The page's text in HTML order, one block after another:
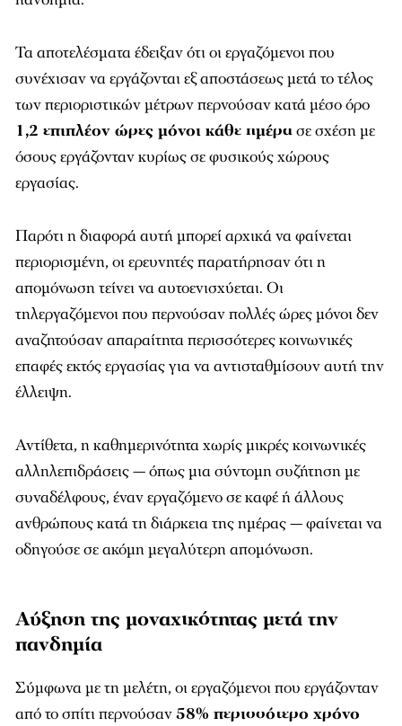
Τα αποτελέσματα έδειξαν ότι οι εργαζόμενοι που
συνέχισαν να εργάζονται εξ αποστάσεως μετά το τέλος
των περιοριστικών μέτρων περνούσαν κατά μέσο όρο
1,2 επιπλέον ώρες μόνοι κάθε ημέρασε σχέση με
όσους εργάζονταν κυρίως σε φυσικούς χώρους
εργασίας.
Παρότι η διαφορά αυτή μπορεί αρχικά να φαίνεται
περιορισμένη, οι ερευνητές παρατήρησαν ότι η
απομόνωση τείνει να αυτοενισχύεται. Οι
τηλεργαζόμενοι που περνούσαν πολλές ώρες μόνοι δεν
αναζητούσαν απαραίτητα περισσότερες κοινωνικές
επαφές εκτός εργασίας για να αντισταθμίσουν αυτή την
έλλειψη.
Αντίθετα, η καθημερινότητα χωρίς μικρές κοινωνικές
αλληλεπιδράσεις — όπως μια σύντομη συζήτηση με
συναδέλφους, έναν εργαζόμενο σε καφέ ή άλλους
ανθρώπους κατά τη διάρκεια της ημέρας — φαίνεται να
οδηγούσε σε ακόμη μεγαλύτερη απομόνωση.
Αύξηση της μοναχικότητας μετά την
πανδημία
Σύμφωνα με τη μελέτη, οι εργαζόμενοι που εργάζονταν
από το σπίτι περνούσαν58% περισσότερο χρόνο